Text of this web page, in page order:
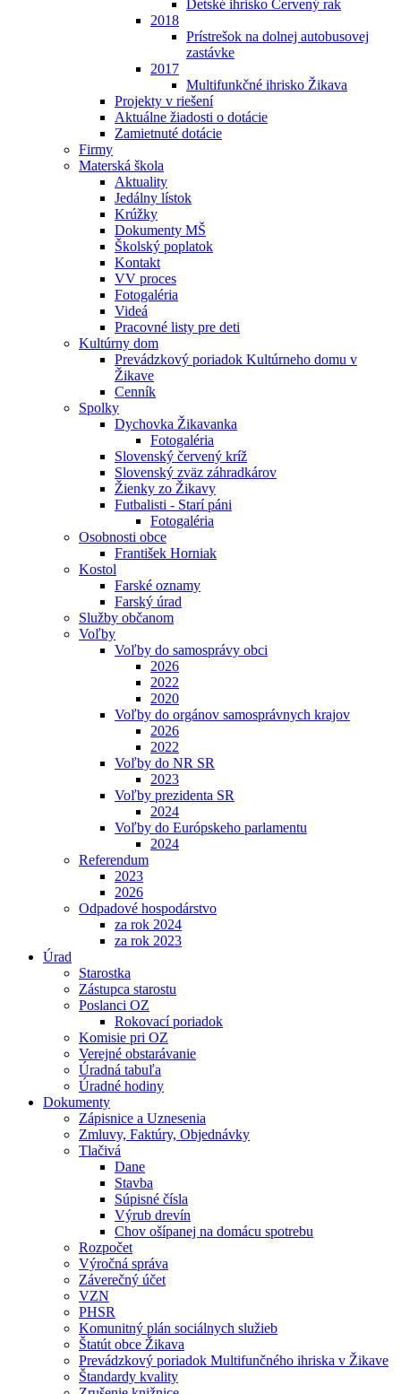
Detské ihrisko Červený rak
2018
Prístrešok na dolnej autobusovej
zastávke
2017
Multifunkčné ihrisko Žikava
Projekty v riešení
Aktuálne žiadosti o dotácie
Zamietnuté dotácie
Firmy
Materská škola
Aktuality
Jedálny lístok
Krúžky
Dokumenty MŠ
Školský poplatok
Kontakt
VV proces
Fotogaléria
Videá
Pracovné listy pre deti
Kultúrny dom
Prevádzkový poriadok Kultúrneho domu v
Žikave
Cenník
Spolky
Dychovka Žikavanka
Fotogaléria
Slovenský červený kríž
Slovenský zväz záhradkárov
Žienky zo Žikavy
Futbalisti - Starí páni
Fotogaléria
Osobnosti obce
František Horniak
Kostol
Farské oznamy
Farský úrad
Služby občanom
Voľby
Voľby do samosprávy obci
2026
2022
2020
Voľby do orgánov samosprávnych krajov
2026
2022
Voľby do NR SR
2023
Voľby prezidenta SR
2024
Voľby do Európskeho parlamentu
2024
Referendum
2023
2026
Odpadové hospodárstvo
za rok 2024
za rok 2023
Úrad
Starostka
Zástupca starostu
Poslanci OZ
Rokovací poriadok
Komisie pri OZ
Verejné obstarávanie
Úradná tabuľa
Úradné hodiny
Dokumenty
Zápisnice a Uznesenia
Zmluvy, Faktúry, Objednávky
Tlačivá
Dane
Stavba
Súpisné čísla
Výrub drevín
Chov ošípanej na domácu spotrebu
Rozpočet
Výročná správa
Záverečný účet
VZN
PHSR
Komunitný plán sociálnych služieb
Štatút obce Žikava
Prevádzkový poriadok Multifunčného ihriska v Žikave
Štandardy kvality